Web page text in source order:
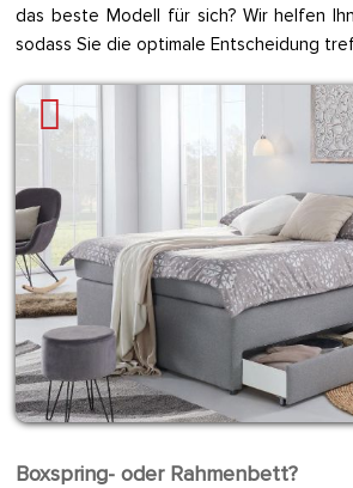
das beste Modell für sich? Wir helfen
sodass Sie die optimale Entscheidung
Boxspring- oder Rahmenbett?